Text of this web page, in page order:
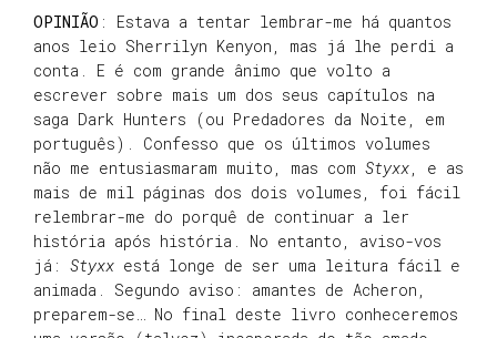
OPINIÃO : Estava a tentar lembrar-me há quantos
anos leio Sherrilyn Kenyon, mas já lhe perdi a
conta. E é com grande ânimo que volto a
escrever sobre mais um dos seus capítulos na
saga Dark Hunters (ou Predadores da Noite, em
português). Confesso que os últimos volumes
não me entusiasmaram muito, mas com Styxx, e as
mais de mil páginas dos dois volumes, foi fácil
relembrar-me do porquê de continuar a ler
história após história. No entanto, aviso-vos
já: Styxx está longe de ser uma leitura fácil e
animada. Segundo aviso: amantes de Acheron,
preparem-se… No final deste livro conheceremos